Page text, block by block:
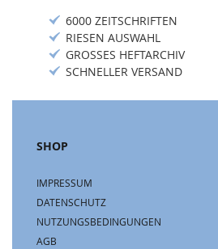
6000 ZEITSCHRIFTEN
RIESEN AUSWAHL
GROSSES HEFTARCHIV
SCHNELLER VERSAND
SHOP
IMPRESSUM
DATENSCHUTZ
NUTZUNGSBEDINGUNGEN
AGB